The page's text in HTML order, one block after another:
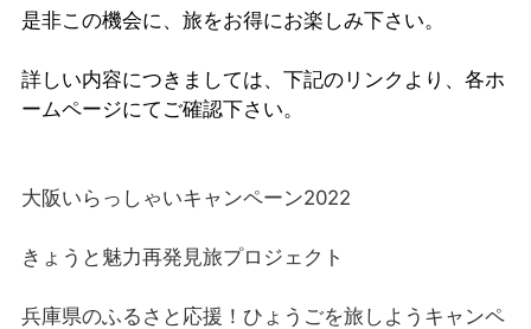
是非この機会に、旅をお得にお楽しみ下さい。
詳しい内容につきましては、下記のリンクより、各ホ
ームページにてご確認下さい。
大阪いらっしゃいキャンペーン2022
きょうと魅力再発見旅プロジェクト
兵庫県のふるさと応援！ひょうごを旅しようキャンペ